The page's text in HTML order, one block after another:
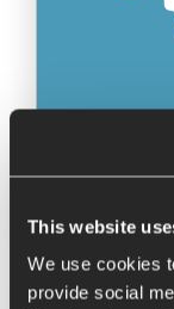
This website
We use cookies
provide social